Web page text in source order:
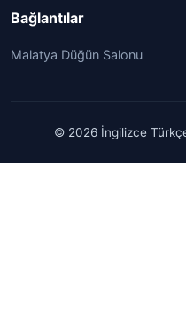
Bağlantılar
Malatya Düğün Salonu
© 2026 İngilizce Türkçe